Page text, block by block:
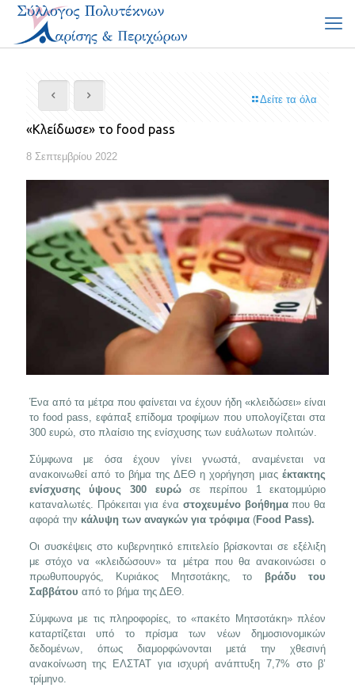
Δείτε τα όλα
«Κλείδωσε» το food pass
8 Σεπτεμβρίου 2022
Ένα από τα μέτρα που φαίνεται να έχουν ήδη «κλειδώσει» είναι
το food pass, εφάπαξ επίδομα τροφίμων που υπολογίζεται στα
300 ευρώ, στο πλαίσιο της ενίσχυσης των ευάλωτων πολιτών.
Σύμφωνα με όσα έχουν γίνει γνωστά, αναμένεται να
ανακοινωθεί από το βήμα της ΔΕΘ η χορήγηση μιαςέκτακτης
ενίσχυσης ύψους 300 ευρώσε περίπου 1 εκατομμύριο
καταναλωτές. Πρόκειται για ένα στοχευμένο βοήθημαπου θα
αφορά την κάλυψη των αναγκών για τρόφιμα(Food Pass).
Οι συσκέψεις στο κυβερνητικό επιτελείο βρίσκονται σε εξέλιξη
με στόχο να «κλειδώσουν» τα μέτρα που θα ανακοινώσει ο
πρωθυπουργός, Κυριάκος Μητσοτάκης, το βράδυ του
Σαββάτου από το βήμα της ΔΕΘ.
Σύμφωνα με τις πληροφορίες, το «πακέτο Μητσοτάκη» πλέον
καταρτίζεται υπό το πρίσμα των νέων δημοσιονομικών
δεδομένων, όπως διαμορφώνονται μετά την χθεσινή
ανακοίνωση της ΕΛΣΤΑΤ για ισχυρή ανάπτυξη 7,7% στο β’
τρίμηνο.